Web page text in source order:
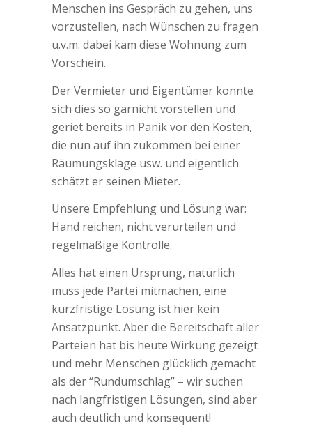
Menschen ins Gespräch zu gehen, uns
vorzustellen, nach Wünschen zu fragen
u.v.m. dabei kam diese Wohnung zum
Vorschein.
Der Vermieter und Eigentümer konnte
sich dies so garnicht vorstellen und
geriet bereits in Panik vor den Kosten,
die nun auf ihn zukommen bei einer
Räumungsklage usw. und eigentlich
schätzt er seinen Mieter.
Unsere Empfehlung und Lösung war:
Hand reichen, nicht verurteilen und
regelmäßige Kontrolle.
Alles hat einen Ursprung, natürlich
muss jede Partei mitmachen, eine
kurzfristige Lösung ist hier kein
Ansatzpunkt. Aber die Bereitschaft aller
Parteien hat bis heute Wirkung gezeigt
und mehr Menschen glücklich gemacht
als der “Rundumschlag” – wir suchen
nach langfristigen Lösungen, sind aber
auch deutlich und konsequent!